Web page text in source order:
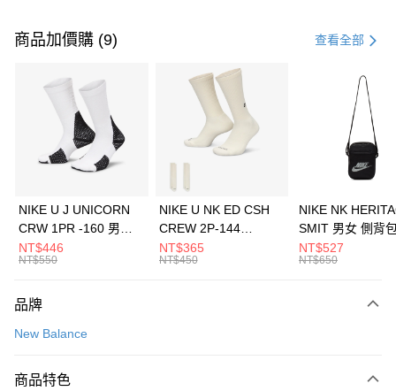
信用卡一次付款
3 期 0 利率 每期 21家銀行
合作金庫商業銀行
第一商業銀行
華南商業銀行
彰化商業銀行
上海商業儲蓄銀行
元大商業銀行
台灣樂天信用卡公司
Apple Pay
全盈+PAY
AFTEE先享後付
【關於「AFTEE先享後付」】
便利好安心！
３．安心：先確認商品／服務後，再付款。
運送方式
每筆NT$100，滿NT$1,500(含以上)免運費
商品加價購 (9) 查看全部
NIKE U J UNICORN
CRW 1PR -160 男女
中統襪 FZ3393100
NT$446
NT$550
NIKE U NK ED CSH
CREW 2P-144
EMBRDY 男女 短統襪
FZ3073133
NT$365
NT$450
NIKE NK
SMIT 男女 側背
BA5871010
NT$527
NT$650
品牌
New Balance
商品特色